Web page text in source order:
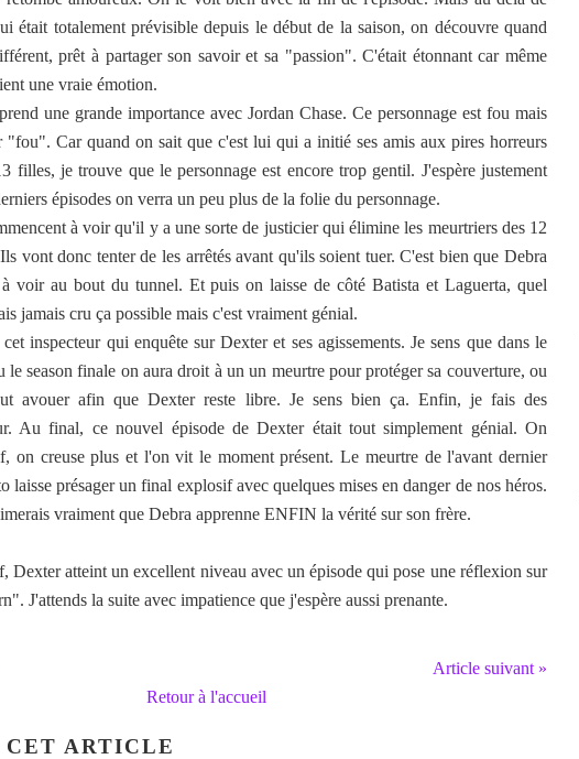
était totalement prévisible depuis le début de la saison, on découvre quand
prêt à partager son savoir et sa "passion". C'était étonnant car même
une vraie émotion.
une grande importance avec Jordan Chase. Ce personnage est fou mais
"fou". Car quand on sait que c'est lui qui a initié ses amis aux pires horreurs
filles, je trouve que le personnage est encore trop gentil. J'espère justement
épisodes on verra un peu plus de la folie du personnage.
à voir qu'il y a une sorte de justicier qui élimine les meurtriers des 12
vont donc tenter de les arrêtés avant qu'ils soient tuer. C'est bien que Debra
voir au bout du tunnel. Et puis on laisse de côté Batista et Laguerta, quel
jamais cru ça possible mais c'est vraiment génial.
inspecteur qui enquête sur Dexter et ses agissements. Je sens que dans le
le season finale on aura droit à un un meurtre pour protéger sa couverture, ou
avouer afin que Dexter reste libre. Je sens bien ça. Enfin, je fais des
Au final, ce nouvel épisode de Dexter était tout simplement génial. On
on creuse plus et l'on vit le moment présent. Le meurtre de l'avant dernier
laisse présager un final explosif avec quelques mises en danger de nos héros.
vraiment que Debra apprenne ENFIN la vérité sur son frère.
Dexter atteint un excellent niveau avec un épisode qui pose une réflexion sur
J'attends la suite avec impatience que j'espère aussi prenante.
Article suivant »
Retour à l'accueil
CET ARTICLE